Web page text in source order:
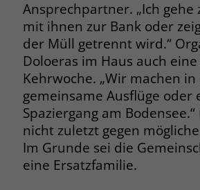
Ansprechpartner. „Ich gehe
mit ihnen zur Bank oder
der Müll getrennt wird.“
Doloeras im Haus auch
Kehrwoche. „Wir machen
gemeinsame Ausflüge oder
Spaziergang am
nicht zuletzt gegen
Im Grunde sei die
eine Ersatzfamilie.
gesammelten Daten
Nutzer besser zu
bessere, relevantere
zeigen. Das _fbp-
persönlich
Informationen und
nur platziert, um
Unternehmen